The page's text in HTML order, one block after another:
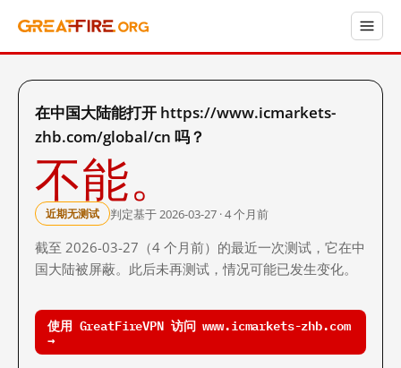
在中国大陆能打开 https://www.icmarkets-
zhb.com/global/cn 吗？
不能。
近期无测试 判定基于 2026-03-27 · 4 个月前
截至 2026-03-27（4 个月前）的最近一次测试，它在中
国大陆被屏蔽。此后未再测试，情况可能已发生变化。
使用 GreatFireVPN 访问 www.icmarkets-zhb.com
→